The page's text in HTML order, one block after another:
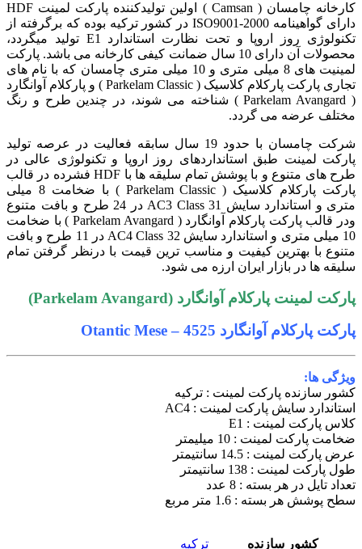
کارخانه چامسان ( Camsan ) اولین تولیدکننده پارکت لمینت HDF
دارای گواهینامه ISO9001-2000 در کشور ترکیه بوده که برگرفته از
تکنولوژی روز اروپا و تحت نظارت استاندارد E1 تولید میگردد،
محصولات آن دارای 10 سال ضمانت کیفی کارخانه می باشد. پارکت
لمینیت های 8 میلی متری و 10 میلی متری چامسان که با نام های
تجاری پارکت پارکلام کلاسیک ( Parkelam Classic ) و پارکلام آوانگارد
( Parkelam Avangard ) شناخته می شوند، در چندین طرح و رنگ
مختلف عرضه می گردد.
شرکت چامسان با حدود 19 سال سابقه فعالیت در عرصه تولید
پارکت لمینت طبق استانداردهای روز اروپا و تکنولوژی عالی در
طرح های متنوع و با پوشش تمام سلیقه ها با HDF فشرده در قالب
پارکت پارکلام کلاسیک ( Parkelam Classic ) با ضخامت 8 میلی
متری و استاندارد سایش AC3 Class 31 در 24 طرح و بافت متنوع
ودر قالب پارکت پارکلام آوانگارد ( Parkelam Avangard ) با ضخامت
10 میلی متری و استاندارد سایش AC4 Class 32 در 11 طرح و بافت
متنوع با بهترین کیفیت و مناسب ترین قیمت با درنظر گرفتن تمام
سلیقه ها در بازار ایران ارزه می شود.
پارکت لمینت پارکلام آوانگارد (Parkelam Avangard)
پارکت پارکلام آوانگارد Otantic Mese – 4525
ویژگی ها:
کشور سازنده پارکت لمینت : ترکیه
استاندارد سایش پارکت لمینت : AC4
کلاس پارکت لمینت : E1
ضخامت پارکت لمینت : 10 میلیمتر
عرض پارکت لمینت : 14.5 سانتیمتر
طول پارکت لمینت : 138 سانتیمتر
تعداد تایل در هر بسته : 8 عدد
سطح پوشش هر بسته : 1.6 متر مربع
کشور سازنده ترکیه